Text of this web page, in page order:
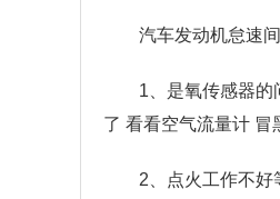
汽车发动机怠速
1、是氧传感器
了 看看空气流量计 冒
2、点火工作不好